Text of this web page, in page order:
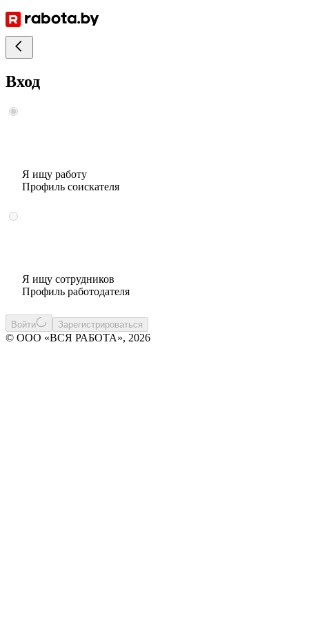
Вход
Я ищу работу
Профиль соискателя
Я ищу сотрудников
Профиль работодателя
Войти Зарегистрироваться
© ООО «ВСЯ РАБОТА», 2026